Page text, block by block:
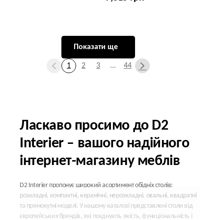
Показати ще
1 2 3 ... 44
Ласкаво просимо до D2
Interier – вашого надійного
інтернет-магазину меблів
D2 Interier пропонує широкий асортимент обідніх столів:
розкладні, компактні, керамічні, нерозкладні, овальні, квадратні
та прямокутні моделі. У нашому каталозі представлені столи від
європейських брендів, які поєднують якість, функціональність і